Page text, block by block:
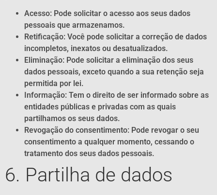
Acesso: Pode solicitar o acesso aos seus dados
pessoais que armazenamos.
Retificação: Você pode solicitar a correção de dados
incompletos, inexatos ou desatualizados.
Eliminação: Pode solicitar a eliminação dos seus
dados pessoais, exceto quando a sua retenção seja
permitida por lei.
Informação: Tem o direito de ser informado sobre as
entidades públicas e privadas com as quais
partilhamos os seus dados.
Revogação do consentimento: Pode revogar o seu
consentimento a qualquer momento, cessando o
tratamento dos seus dados pessoais.
6. Partilha de dados